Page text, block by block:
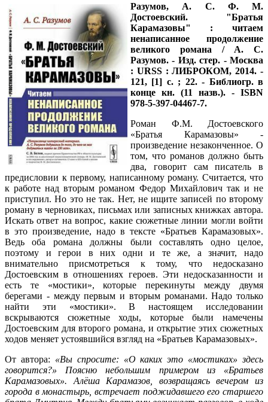
Разумов, А. С. Ф. М.
Достоевский. "Братья
Карамазовы" : читаем
ненаписанное продолжение
великого романа / А. С.
Разумов. - Изд. стер. - Москва
: URSS : ЛИБРОКОМ, 2014. -
121, [1] с. ; 22. - Библиогр. в
конце кн. (11 назв.). - ISBN
978-5-397-04467-7.
Роман Ф.М. Достоевского
«Братья Карамазовы» -
произведение незаконченное. О
том, что романов должно быть
два, говорит сам писатель в
предисловии к первому, написанному роману. Считается, что
к работе над вторым романом Федор Михайлович так и не
приступил. Но это не так. Нет, не ищите записей по второму
роману в черновиках, письмах или записных книжках автора.
Искать ответ на вопрос, какие сюжетные линии могли войти
в это произведение, надо в тексте «Братьев Карамазовых».
Ведь оба романа должны были составлять одно целое,
поэтому и герои в них одни и те же, а значит, надо
внимательно присмотреться к тому, что недосказано
Достоевским в отношениях героев. Эти недосказанности и
есть те «мостики», которые перекинуты между двумя
берегами - между первым и вторым романами. Надо только
найти эти «мостики». В настоящем исследовании
вскрываются сюжетные ходы, которые были намечены
Достоевским для второго романа, и открытие этих сюжетных
ходов меняет устоявшийся взгляд на «Братьев Карамазовых».
От автора: «Вы спросите: «О каких это «мостиках» здесь
говорится?» Поясню небольшим примером из «Братьев
Карамазовых». Алёша Карамазов, возвращаясь вечером из
города в монастырь, встречает поджидавшего его старшего